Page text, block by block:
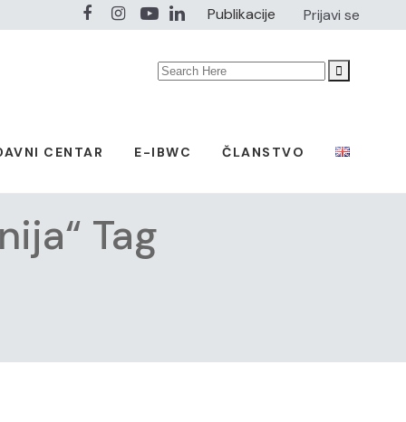
Publikacije Prijavi se
Search
CENTAR E-IBWC ČLANSTVO
Tag